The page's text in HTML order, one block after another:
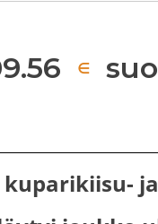
∈
kuparikiisu-